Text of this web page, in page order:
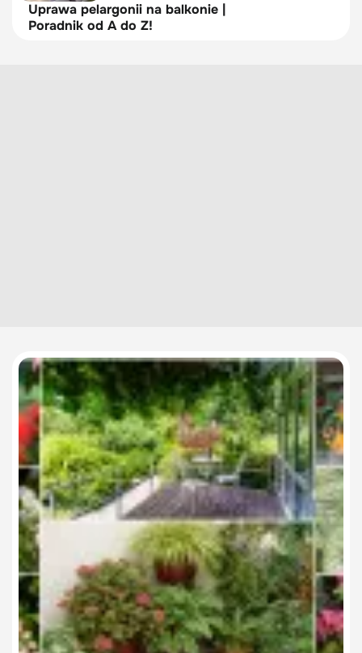
Uprawa pelargonii na balkonie |
Poradnik od A do Z!